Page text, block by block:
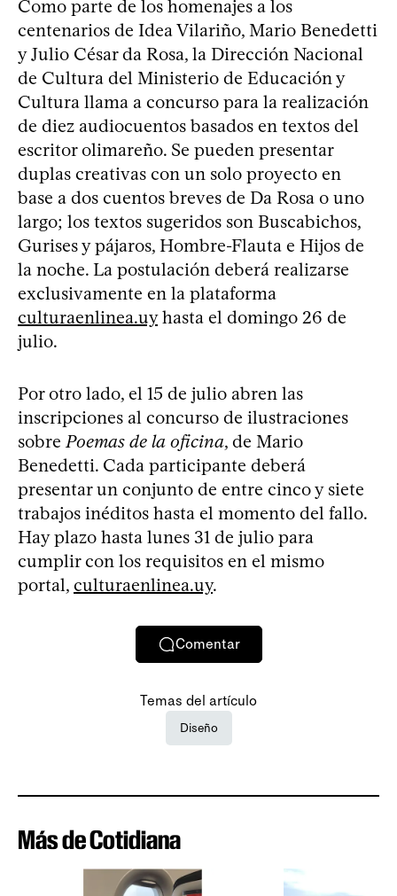
Como parte de los homenajes a los
centenarios de Idea Vilariño, Mario Benedetti
y Julio César da Rosa, la Dirección Nacional
de Cultura del Ministerio de Educación y
Cultura llama a concurso para la realización
de diez audiocuentos basados en textos del
escritor olimareño. Se pueden presentar
duplas creativas con un solo proyecto en
base a dos cuentos breves de Da Rosa o uno
largo; los textos sugeridos son Buscabichos,
Gurises y pájaros, Hombre-Flauta e Hijos de
la noche. La postulación deberá realizarse
exclusivamente en la plataforma
culturaenlinea.uyhasta el domingo 26 de
julio.
Por otro lado, el 15 de julio abren las
inscripciones al concurso de ilustraciones
sobre Poemas de la oficina, de Mario
Benedetti. Cada participante deberá
presentar un conjunto de entre cinco y siete
trabajos inéditos hasta el momento del fallo.
Hay plazo hasta lunes 31 de julio para
cumplir con los requisitos en el mismo
portal, culturaenlinea.uy.
Comentar
Temas del artículo
Diseño
Más de Cotidiana